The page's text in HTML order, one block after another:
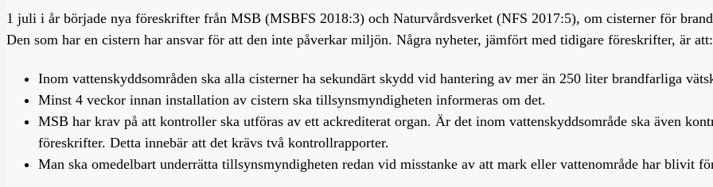
1 juli i år började nya föreskrifter från MSB (MSBFS 2018:3) och Naturvårdsverket (NFS 2017:5), om cisterner för
Den som har en cistern har ansvar för att den inte påverkar miljön. Några nyheter, jämfört med tidigare föreskrifter, är att:
Inom vattenskyddsområden ska alla cisterner ha sekundärt skydd vid hantering av mer än 250 liter brandfarliga
Minst 4 veckor innan installation av cistern ska tillsynsmyndigheten informeras om det.
MSB har krav på att kontroller ska utföras av ett ackrediterat organ. Är det inom vattenskyddsområde ska även
föreskrifter. Detta innebär att det krävs två kontrollrapporter.
Man ska omedelbart underrätta tillsynsmyndigheten redan vid misstanke av att mark eller vattenområde har blivit